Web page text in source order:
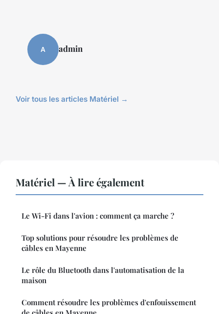
A admin
Voir tous les articles Matériel →
Matériel — À lire également
Le Wi-Fi dans l'avion : comment ça marche ?
Top solutions pour résoudre les problèmes de
câbles en Mayenne
Le rôle du Bluetooth dans l'automatisation de la
maison
Comment résoudre les problèmes d'enfouissement